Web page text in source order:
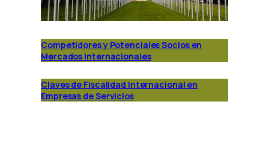
Competidores y Potenciales Socios en
Mercados Internacionales
Claves de Fiscalidad Internacional en
Empresas de Servicios